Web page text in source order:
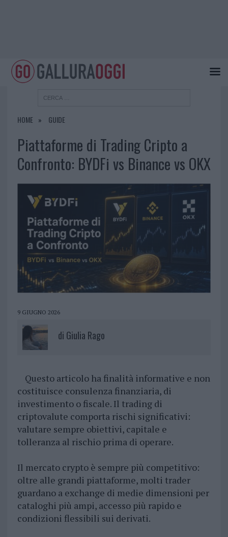
HOME GUIDE
Piattaforme di Trading Cripto a
Confronto: BYDFi vs Binance vs OKX
9 GIUGNO 2026
di Giulia Rago
Questo articolo ha finalità informative e non
costituisce consulenza finanziaria, di
investimento o fiscale. Il trading di
criptovalute comporta rischi significativi:
valutare sempre obiettivi, capitale e
tolleranza al rischio prima di operare.
Il mercato crypto è sempre più competitivo:
oltre alle grandi piattaforme, molti trader
guardano a exchange di medie dimensioni per
cataloghi più ampi, accesso più rapido e
condizioni flessibili sui derivati.